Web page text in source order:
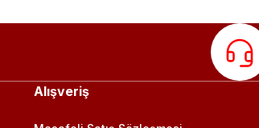
Alışveriş